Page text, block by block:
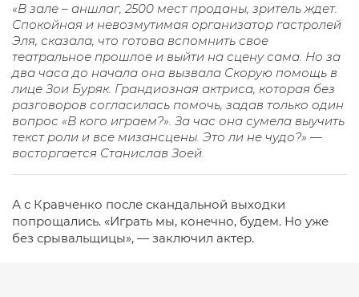
«В зале – аншлаг, 2500 мест проданы, зритель ждет.
Спокойная и невозмутимая организатор гастролей
Эля, сказала, что готова вспомнить свое
театральное прошлое и выйти на сцену сама. Но за
два часа до начала она вызвала Скорую помощь в
лице Зои Буряк. Грандиозная актриса, которая без
разговоров согласилась помочь, задав только один
вопрос «В кого играем?». За час она сумела выучить
текст роли и все мизансцены. Это ли не чудо?» —
восторгается Станислав Зоей.
А с Кравченко после скандальной выходки
попрощались. «Играть мы, конечно, будем. Но уже
без срывальщицы», — заключил актер.